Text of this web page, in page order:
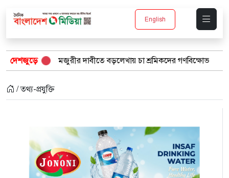
English
দেশজুড়ে
দাবীতে বড়লেখায় চা শ্রমিকদের গণবিক্ষোভ “১/১১-তে তারেক
/ তথ্য-প্রযুক্তি